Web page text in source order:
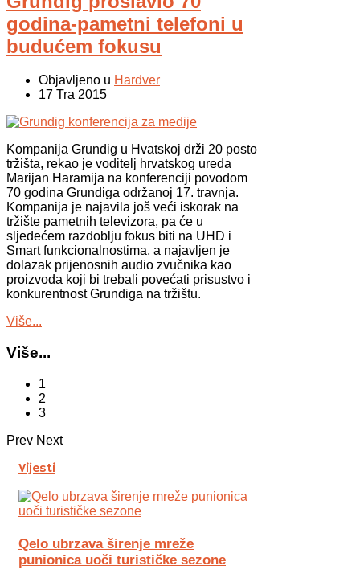
godina-pametni telefoni u
budućem fokusu
Objavljeno u Hardver
17 Tra 2015
Kompanija Grundig u Hvatskoj drži 20 posto
tržišta, rekao je voditelj hrvatskog ureda
Marijan Haramija na konferenciji povodom
70 godina Grundiga održanoj 17. travnja.
Kompanija je najavila još veći iskorak na
tržište pametnih televizora, pa će u
sljedećem razdoblju fokus biti na UHD i
Smart funkcionalnostima, a najavljen je
dolazak prijenosnih audio zvučnika kao
proizvoda koji bi trebali povećati prisustvo i
konkurentnost Grundiga na tržištu.
Više...
Više...
1
2
3
Prev Next
Vijesti
Qelo ubrzava širenje mreže
punionica uoči turističke sezone